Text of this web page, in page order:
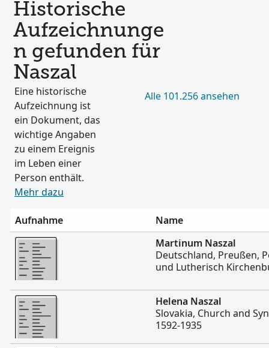
Historische
Aufzeichnunge
n gefunden für
Naszal
Eine historische
Aufzeichnung ist
ein Dokument, das
wichtige Angaben
zu einem Ereignis
im Leben einer
Person enthält.
Mehr dazu
Alle 101.256 ansehen
Aufnahme
Name
Mehr
Martinum Naszal
Deutschland, Preußen,
und Lutherisch
Mehr
Helena Naszal
Slovakia, Church and
1592-1935